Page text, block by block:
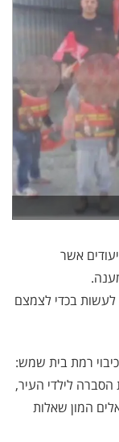
אשר
לעשות בכדי לצמצם
רמת בית שמש:
לילדי העיר,
המון שאלות